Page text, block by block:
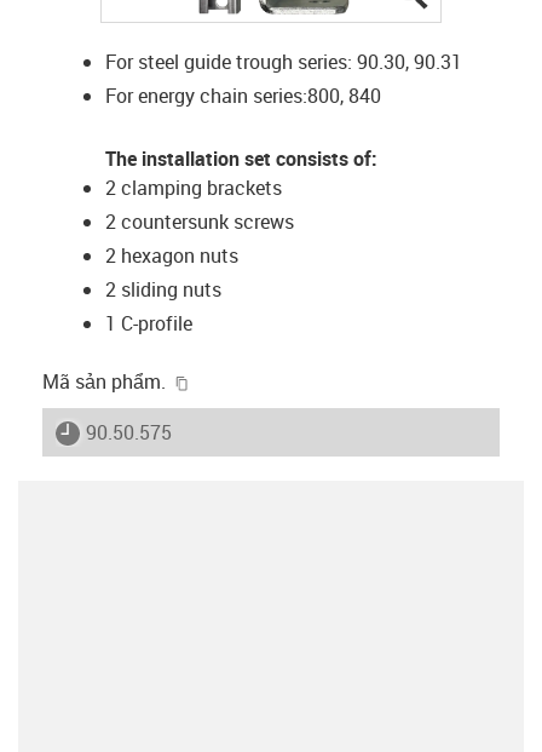
For steel guide trough series: 90.30, 90.31
For energy chain series:800, 840
The installation set consists of:
2 clamping brackets
2 countersunk screws
2 hexagon nuts
2 sliding nuts
1 C-profile
Mã sản phẩm.
igus-icon-lieferzeit
90.50.575